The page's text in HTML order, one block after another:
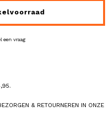
een vraag
& RETOURNEREN IN ONZE